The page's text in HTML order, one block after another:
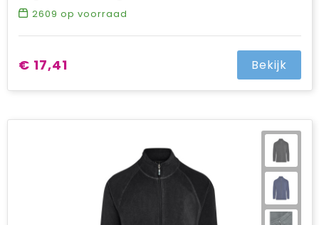
2609 op voorraad
€ 17,41 Bekijk